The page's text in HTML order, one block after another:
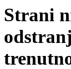
Strani